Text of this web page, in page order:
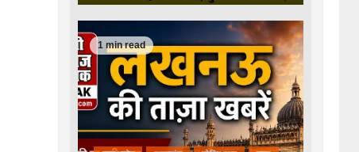
1 min read